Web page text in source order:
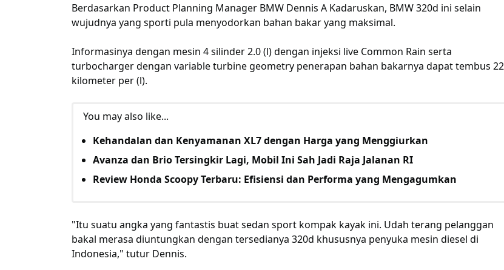
Berdasarkan Product Planning Manager BMW Dennis A Kadaruskan, BMW 320d ini selain
wujudnya yang sporti pula menyodorkan bahan bakar yang maksimal.
Informasinya dengan mesin 4 silinder 2.0 (l) dengan injeksi live Common Rain serta
turbocharger dengan variable turbine geometry penerapan bahan bakarnya dapat tembus
kilometer per (l).
You may also like...
Kehandalan dan Kenyamanan XL7 dengan Harga yang Menggiurkan
Avanza dan Brio Tersingkir Lagi, Mobil Ini Sah Jadi Raja Jalanan RI
Review Honda Scoopy Terbaru: Efisiensi dan Performa yang Mengagumkan
"Itu suatu angka yang fantastis buat sedan sport kompak kayak ini. Udah terang pelanggan
bakal merasa diuntungkan dengan tersedianya 320d khususnya penyuka mesin diesel di
Indonesia," tutur Dennis.